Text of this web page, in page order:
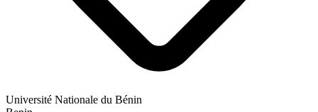
Université Nationale du Bénin